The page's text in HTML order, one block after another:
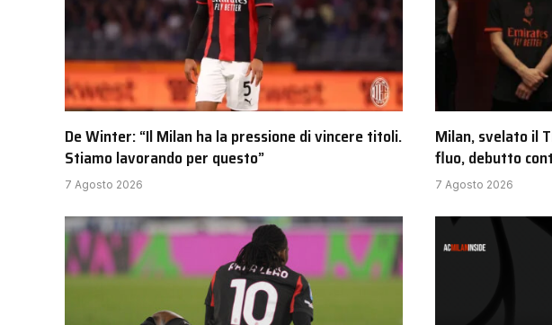
De Winter: “Il Milan ha la pressione di vincere titoli.
Stiamo lavorando per questo”
7 Agosto 2026
Milan, svelato il
fluo, debutto
7 Agosto 2026